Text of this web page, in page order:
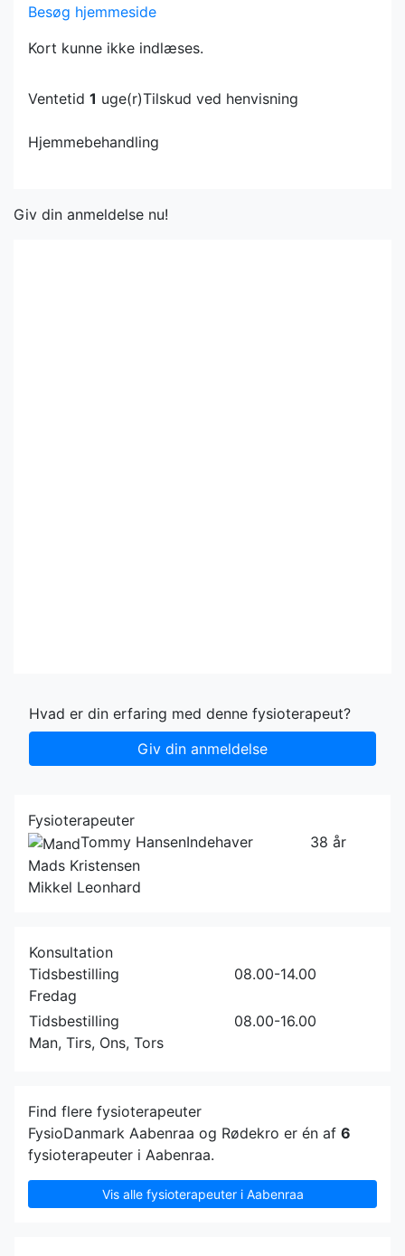
Besøg hjemmeside
Kort kunne ikke indlæses.
Ventetid 1 uge(r)Tilskud ved henvisning
Hjemmebehandling
Giv din anmeldelse nu!
Hvad er din erfaring med denne fysioterapeut?
Giv din anmeldelse
Fysioterapeuter
Tommy HansenIndehaver
38 år
Mads Kristensen
Mikkel Leonhard
Konsultation
Tidsbestilling
08.00-14.00
Fredag
Tidsbestilling
08.00-16.00
Man, Tirs, Ons, Tors
Find flere fysioterapeuter
FysioDanmark Aabenraa og Rødekro er én af 6
fysioterapeuter i Aabenraa.
Vis alle fysioterapeuter i Aabenraa